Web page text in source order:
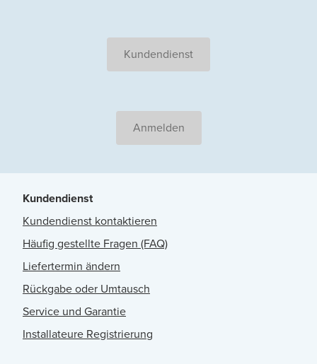
Kundendienst
Anmelden
Kundendienst
Kundendienst kontaktieren
Häufig gestellte Fragen (FAQ)
Liefertermin ändern
Rückgabe oder Umtausch
Service und Garantie
Installateure Registrierung